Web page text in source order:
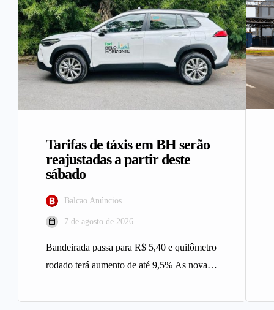
Tarifas de táxis em BH serão
reajustadas a partir deste
sábado
Balcao Anúncios
7 de agosto de 2026
Bandeirada passa para R$ 5,40 e quilômetro
rodado terá aumento de até 9,5% As novas